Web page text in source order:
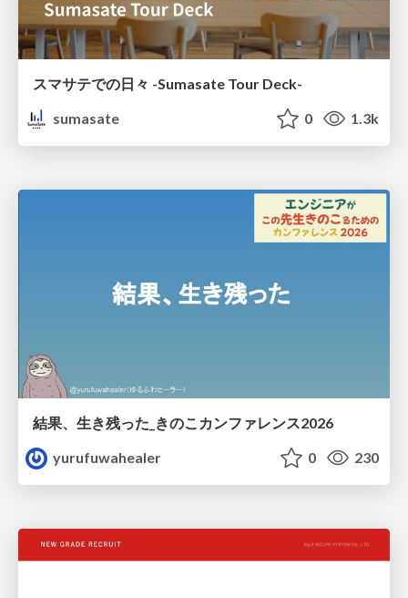
スマサテでの日々 -Sumasate Tour Deck-
sumasate
0 1.3k
結果、生き残った_きのこカンファレンス2026
yurufuwahealer
0 230